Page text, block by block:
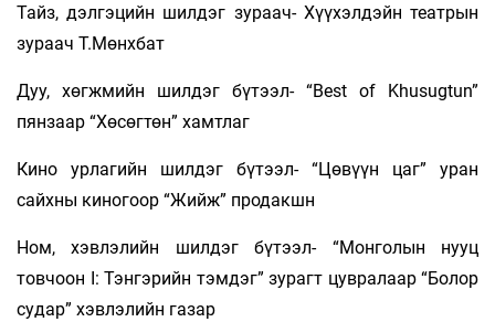
Тайз, дэлгэцийн шилдэг зураач- Хүүхэлдэйн театрын
зураач Т.Мөнхбат
Дуу, хөгжмийн шилдэг бүтээл- “Best of Khusugtun”
пянзаар “Хөсөгтөн” хамтлаг
Кино урлагийн шилдэг бүтээл- “Цөвүүн цаг” уран
сайхны киногоор “Жийж” продакшн
Ном, хэвлэлийн шилдэг бүтээл- “Монголын нууц
товчоон I: Тэнгэрийн тэмдэг” зурагт цувралаар “Болор
судар” хэвлэлийн газар